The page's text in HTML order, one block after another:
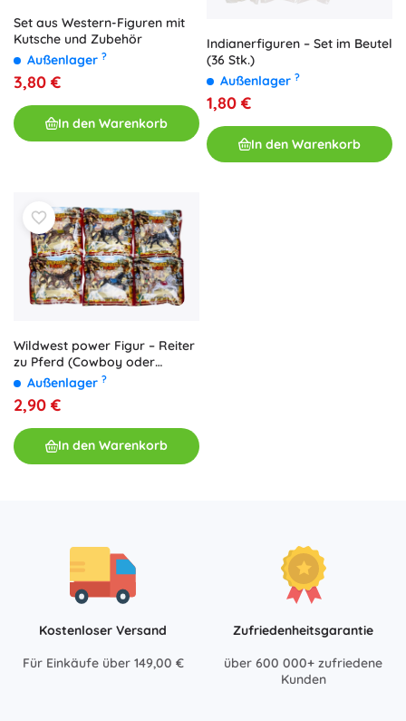
Set aus Western-Figuren mit
Kutsche und Zubehör
Außenlager ?
3,80 €
In den Warenkorb
Indianerfiguren – Set im Beutel
(36 Stk.)
Außenlager ?
1,80 €
In den Warenkorb
Wildwest power Figur – Reiter
zu Pferd (Cowboy oder
Indianer) – 1 Stück
Außenlager ?
2,90 €
In den Warenkorb
Kostenloser Versand
Für Einkäufe über 149,00 €
Zufriedenheitsgarantie
über 600 000+ zufriedene
Kunden